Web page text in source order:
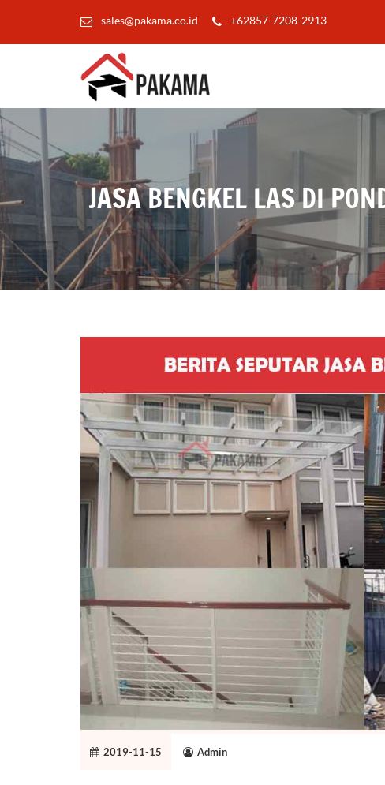
sales@pakama.co.id +62857-7208-2913
JASA BENGKEL LAS DI
2019-11-15 Admin